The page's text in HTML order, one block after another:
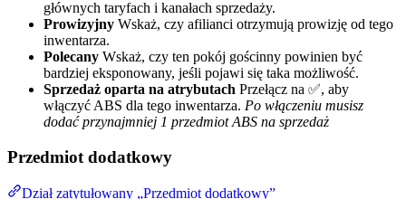
głównych taryfach i kanałach sprzedaży.
Prowizyjny Wskaż, czy afilianci otrzymują prowizję od tego
inwentarza.
Polecany Wskaż, czy ten pokój gościnny powinien być
bardziej eksponowany, jeśli pojawi się taka możliwość.
Sprzedaż oparta na atrybutach Przełącz na ✅, aby
włączyć ABS dla tego inwentarza. Po włączeniu musisz
dodać przynajmniej 1 przedmiot ABS na sprzedaż
Przedmiot dodatkowy
Dział zatytułowany „Przedmiot dodatkowy”